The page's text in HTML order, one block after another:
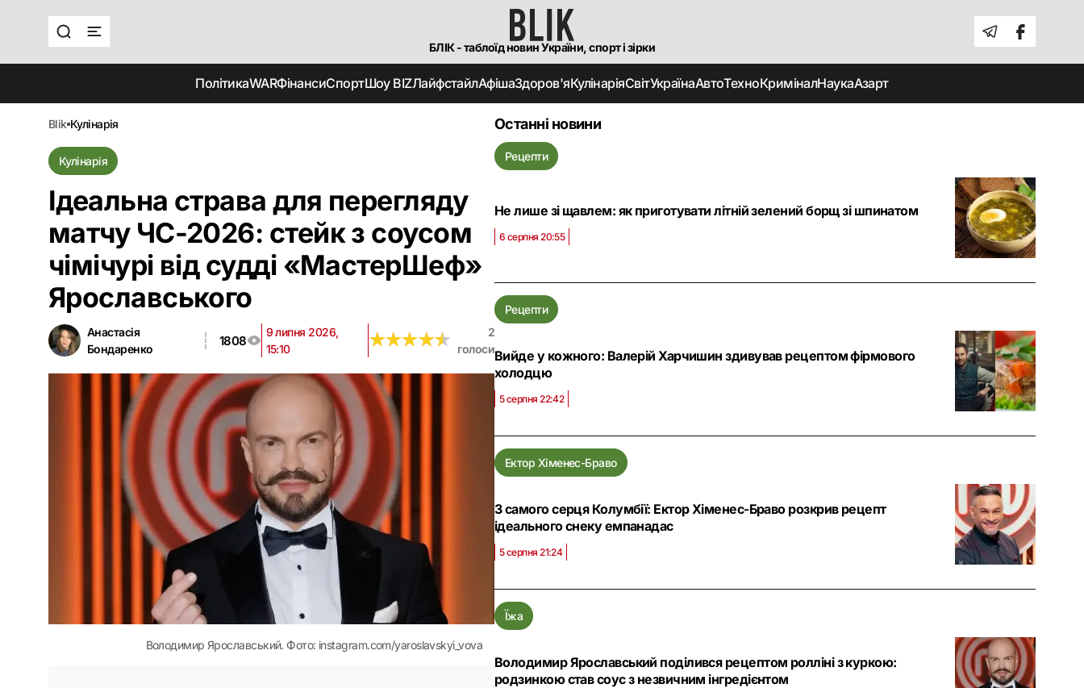
БЛІК - таблоїд новин України, спорт і зірки
ПолітикаWARФінансиСпортШоу BIZЛайфстайлАфішаЗдоров'яКулінаріяСвітУкраїнаАвтоТехноКриміналНаукаАзарт
blik кулінарія
Кулінарія
Ідеальна страва для перегляду
матчу ЧС-2026: стейк з соусом
чімічурі від судді «МастерШеф»
Ярославського
Анастасія
Бондаренко
1808
9 липня 2026,
15:10
★★★★★
★★★★★
2
голоси
Володимир Ярославський. Фото: instagram.com/yaroslavskyi_vova
Останні новини
Рецепти
Не лише зі щавлем: як приготувати літній зелений борщ зі шпинатом
6 серпня 20:55
Рецепти
Вийде у кожного: Валерій Харчишин здивував рецептом фірмового
холодцю
5 серпня 22:42
Ектор Хіменес-Браво
З самого серця Колумбії: Ектор Хіменес-Браво розкрив рецепт
ідеального снеку емпанадас
5 серпня 21:24
Їжа
Володимир Ярославський поділився рецептом ролліні з куркою:
родзинкою став соус з незвичним інгредієнтом